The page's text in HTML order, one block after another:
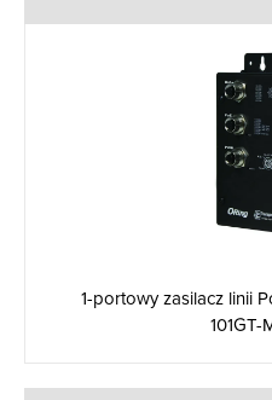
1-portowy zasilacz linii
101GT-